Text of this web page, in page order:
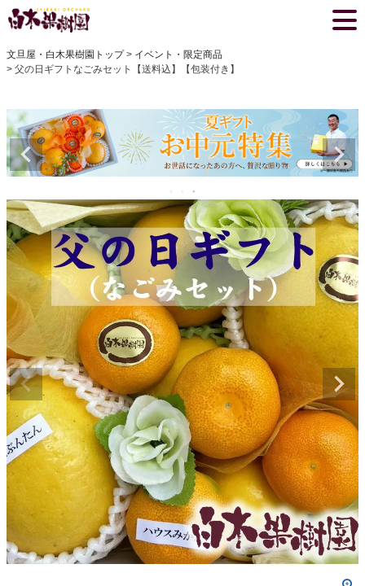
文旦屋・白木果樹園トップ
イベント・限定商品
父の日ギフトなごみセット【送料込】【包装付き】